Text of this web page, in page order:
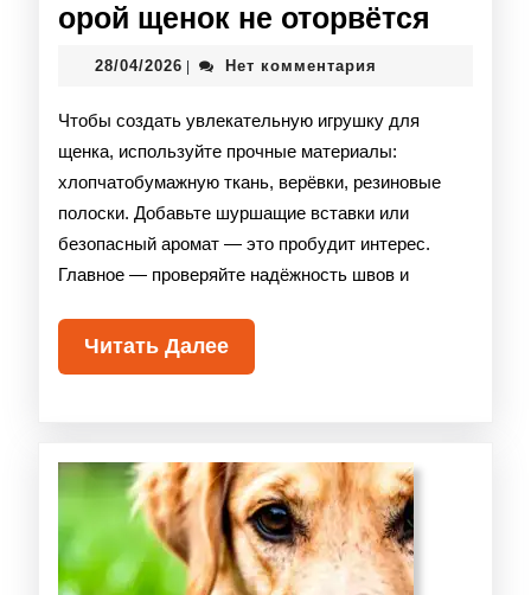
орой щенок не оторвётся
28/04/2026 Нет комментария
Чтобы создать увлекательную игрушку для
щенка, используйте прочные материалы:
хлопчатобумажную ткань, верёвки, резиновые
полоски. Добавьте шуршащие вставки или
безопасный аромат — это пробудит интерес.
Главное — проверяйте надёжность швов и
Читать Далее